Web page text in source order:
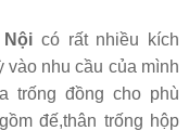
Nộicó rất nhiều kích
vào nhu cầu của mình
trống đồng cho phù
đế,thân trống hộp